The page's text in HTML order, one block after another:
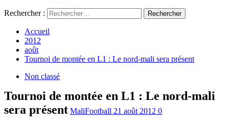
Rechercher :
Accueil
2012
août
Tournoi de montée en L1 : Le nord-mali sera présent
Non classé
Tournoi de montée en L1 : Le nord-mali
sera présent MaliFootball 21 août 2012 0